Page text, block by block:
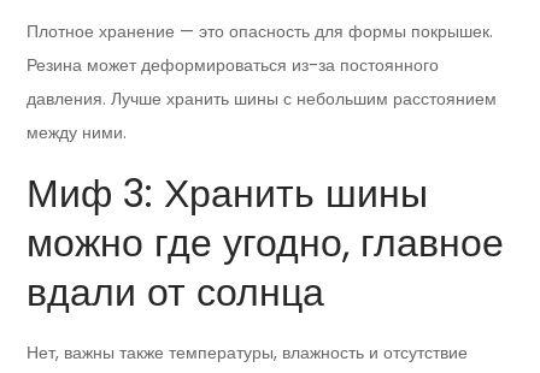
Плотное хранение — это опасность для формы покрышек.
Резина может деформироваться из-за постоянного
давления. Лучше хранить шины с небольшим расстоянием
между ними.
Миф 3: Хранить шины
можно где угодно, главное
вдали от солнца
Нет, важны также температуры, влажность и отсутствие